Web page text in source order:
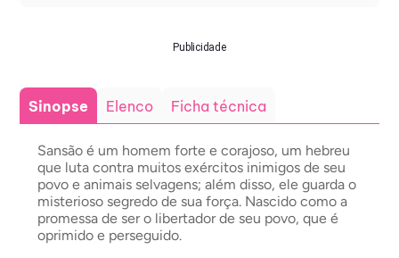
Publicidade
Sinopse Elenco Ficha técnica
Sansão é um homem forte e corajoso, um hebreu
que luta contra muitos exércitos inimigos de seu
povo e animais selvagens; além disso, ele guarda o
misterioso segredo de sua força. Nascido como a
promessa de ser o libertador de seu povo, que é
oprimido e perseguido.